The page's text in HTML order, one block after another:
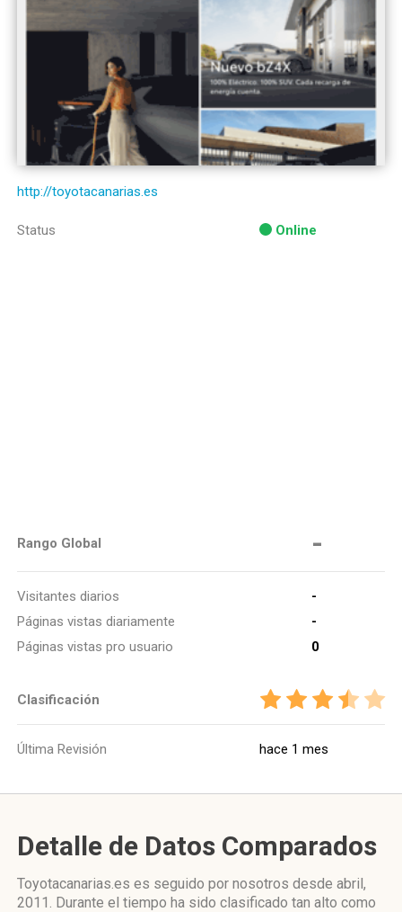
http://toyotacanarias.es
Status Online
Rango Global -
Visitantes diarios
-
Páginas vistas diariamente
-
Páginas vistas pro usuario
0
Clasificación
Última Revisión hace 1 mes
Detalle de Datos Comparados
Toyotacanarias.es es seguido por nosotros desde abril,
2011. Durante el tiempo ha sido clasificado tan alto como